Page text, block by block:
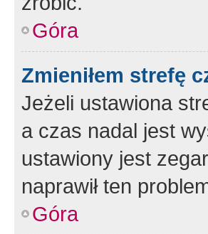
Góra
Zmieniłem strefę
Jeżeli ustawiona
a czas nadal jest
ustawiony jest
naprawił ten
Góra